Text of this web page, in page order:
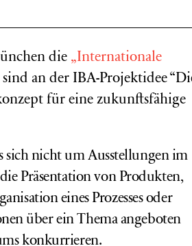
die „Internationale
an der IBA-Projektidee
für eine zukunftsfähige
sich nicht um Ausstellungen im
Präsentation von Produkten,
eines Prozesses oder
über ein Thema angeboten
konkurrieren.